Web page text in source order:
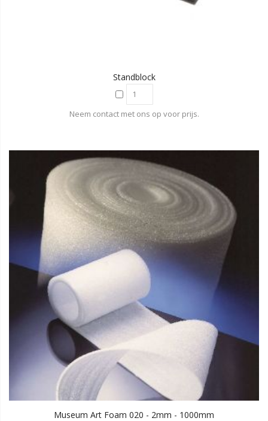
Standblock
Neem contact met ons op voor prijs.
Museum Art Foam 020 - 2mm - 1000mm